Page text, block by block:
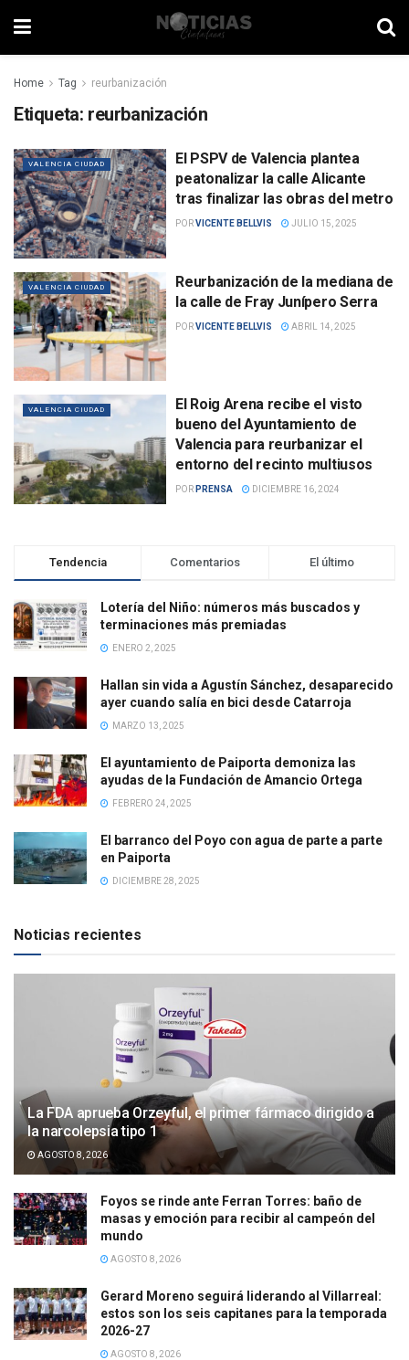
Home Tag reurbanización
Etiqueta: reurbanización
VALENCIA CIUDAD
El PSPV de Valencia plantea
peatonalizar la calle Alicante
tras finalizar las obras del metro
PORVICENTE BELLVIS JULIO 15, 2025
VALENCIA CIUDAD
Reurbanización de la mediana de
la calle de Fray Junípero Serra
PORVICENTE BELLVIS ABRIL 14, 2025
VALENCIA CIUDAD
El Roig Arena recibe el visto
bueno del Ayuntamiento de
Valencia para reurbanizar el
entorno del recinto multiusos
POR PRENSA DICIEMBRE 16, 2024
Tendencia Comentarios El último
Lotería del Niño: números más buscados y
terminaciones más premiadas
ENERO 2, 2025
Hallan sin vida a Agustín Sánchez, desaparecido
ayer cuando salía en bici desde Catarroja
MARZO 13, 2025
El ayuntamiento de Paiporta demoniza las
ayudas de la Fundación de Amancio Ortega
FEBRERO 24, 2025
El barranco del Poyo con agua de parte a parte
en Paiporta
DICIEMBRE 28, 2025
Noticias recientes
La FDA aprueba Orzeyful, el primer fármaco dirigido a
la narcolepsia tipo 1
AGOSTO 8, 2026
Foyos se rinde ante Ferran Torres: baño de
masas y emoción para recibir al campeón del
mundo
AGOSTO 8, 2026
Gerard Moreno seguirá liderando al Villarreal:
estos son los seis capitanes para la temporada
2026-27
AGOSTO 8, 2026